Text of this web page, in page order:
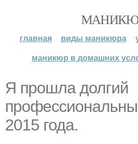
главная виды маникюра
маникюр в домашних
Я прошла долгий
2015 года.